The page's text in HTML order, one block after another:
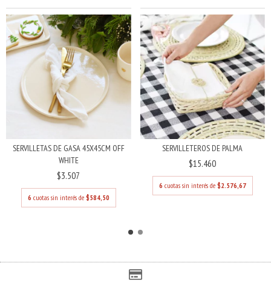
SERVILLETAS DE GASA 45X45CM OFF
WHITE
$3.507
6 cuotas sin interés de $584,50
SERVILLETEROS DE PALMA
$15.460
6 cuotas sin interés de $2.576,67